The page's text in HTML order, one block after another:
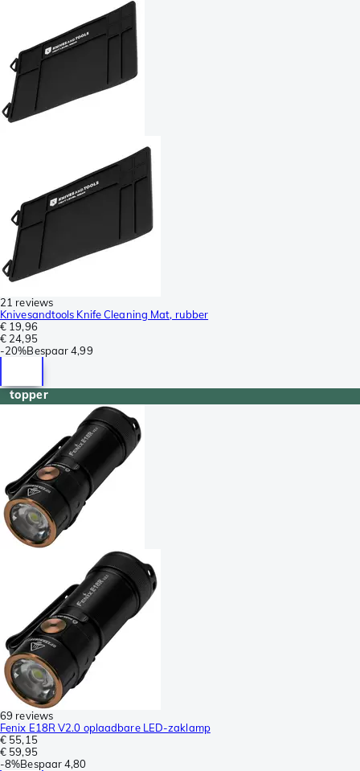
21 reviews
Knivesandtools Knife Cleaning Mat, rubber
€ 19,96
€ 24,95
-20%Bespaar 4,99
topper
69 reviews
Fenix E18R V2.0 oplaadbare LED-zaklamp
€ 55,15
€ 59,95
-8%Bespaar4,80